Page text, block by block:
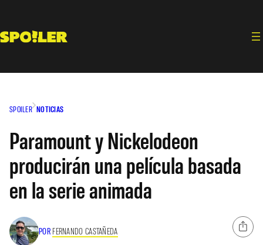
contenido
SPOILER NOTICIAS
Paramount y Nickelodeon
producirán una película basada
en la serie animada
POR FERNANDO CASTAÑEDA